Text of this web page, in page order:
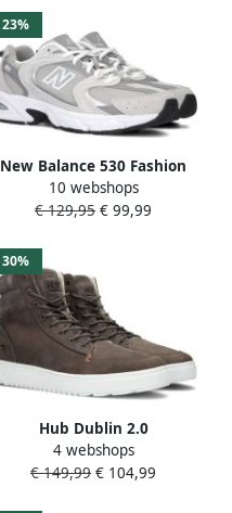
23%
New Balance 530 Fashion
sneakers Schoenen
raincloud maat: 41.5
42.5 43 44.5 45 46.5 47.5
10 webshops
€ 129,95 € 99,99
30%
Hub Dublin 2.0
Veterschoenen Hoog
Donkergrijs
4 webshops
€ 149,99 € 104,99